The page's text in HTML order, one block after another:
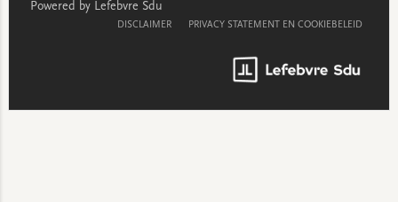
Powered by Lefebvre Sdu
DISCLAIMER PRIVACY STATEMENT EN COOKIEBELEID